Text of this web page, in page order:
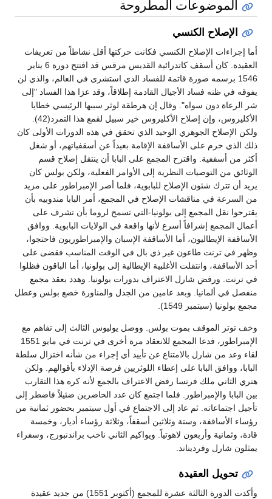
الموضوعات المطروحة
الإصلاح الكنسي
أما إجراءات الإصلاح الكنسي فكانت حركتها أقل نشاطاً من تعريفات
العقيدة. كان أسقف كاتدرائية القديس مرقس قد افتتح دورة 6 يناير
1546 برسمه صورة قاتمة للفساد الذي استشرى في العالم، والذي لن
يفوقه في ظنه فساد الأجيال القادمة إطلاقاً، وقد عزا هذا الفساد "إلى
شر الرعاة دون سواه". وقال إن هرطقة لوثر سببها الرئيسي خطايا
الأكليروس، وإن إصلاح الأكليروس خير سبيل لقمع هذا التمرد(42).
ولكن الإصلاح الجوهري الوحيد الذي تحقق في هذه الدورات الأولى كان
ذلك الذي حرم على الأساقفة الإقامة بعيداً عن أسقفياتهم، أو شغل
أكثر من أسقفية. واقترح المجمع على البابا أن ينتقل إصلاح قسم
الوثائق من التوصيات النظرية إلى الأوامر الفعلية، ولكن بولس كان
يريد أن تترك شئون الإصلاح للبابوية، فلما أصر الإمبراطور على مزيد
من السرعة في مناقشات الإصلاح في المجمع، أمر البابا مندوبيه بأن
يقترحوا نقل المجمع إلى بولونيا-التي تسمح لروما بأن تشرف على
أعمال المجمع إشرافاً أسرع لأنها واقعة في الولايات البابوية. ووافق
الأساقفة الإيطاليون، أما الأساقفة الإسبان والإمبراطوريون فاحتجوا،
وظهر في ترنت طاعون غير ذي بال في الوقت المناسب فقضى على
أحد الأساقفة، وانتقلت الأغلبية الإيطالية إلى بولونيا، أما الباقون فظلوا
في ترنت. ورفض شارل الاعتراف بدورات بولونيا. وهدد بعقد مجمع
منفصل في ألمانيا. وبعد عامين من الجدل والمناورة خضع بولس وعطل
مجمع بولونيا (سبتمبر 1549).
وخف توتر الموقف بموت بولس. ووصل يوليوس الثالث إلى تفاهم مع
الإمبراطور، فدعا المجمع للانعقاد مرة أخرى في ترنت في مايو 1551
لقاء وعد من شارل بالامتناع عن تأييد أي إجراء من شأنه اختزال سلطة
البابا، ووافق البابا على إعطاء اللوثريين فرصة الإدلاء بأقوالهم. ولكن
هنري الثاني ملك فرنسا رفض الاعتراف بالجمع لأنه كره هذا التقارب
بين البابا والإمبراطور. فلما اجتمع كان عدد الحاضرين ضئيلاً فاضطر إلى
تأجيل اجتماعاته. ثم عاد إلى الاجتماع في أول سبتمبر بحضور ثمانية من
رؤساء الأساقفة، وستة وثلاثين أسقفاً، وثلاثة رؤساء أديار، وخمسة
قادة، وثمانية وأربعون لاهوتياً. ويواكيم الثاني ناخب براندنبورج، وسفراء
يمثلون شارل وفرديناند.
تحويل العقيدة
وأكدت الدورة الثالثة عشرة للمجمع (أكتوبر 1551) من جديد عقيدة